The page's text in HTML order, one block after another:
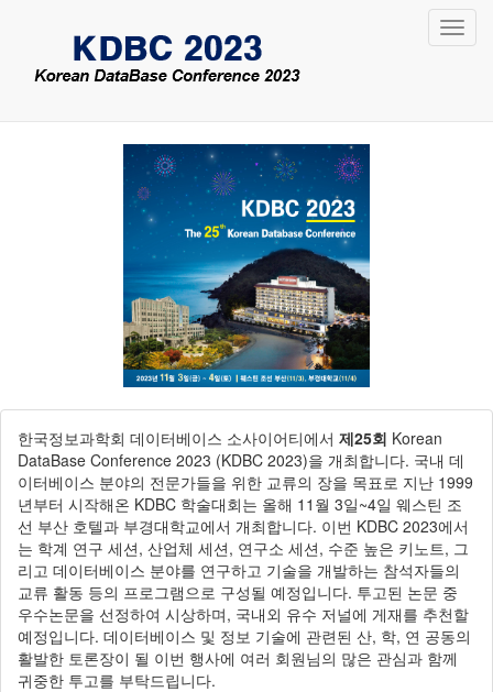
한국정보과학회 데이터베이스 소사이어티에서 제25회 Korean
DataBase Conference 2023 (KDBC 2023)을 개최합니다. 국내 데
이터베이스 분야의 전문가들을 위한 교류의 장을 목표로 지난 1999
년부터 시작해온 KDBC 학술대회는 올해 11월 3일~4일 웨스틴 조
선 부산 호텔과 부경대학교에서 개최합니다. 이번 KDBC 2023에서
는 학계 연구 세션, 산업체 세션, 연구소 세션, 수준 높은 키노트, 그
리고 데이터베이스 분야를 연구하고 기술을 개발하는 참석자들의
교류 활동 등의 프로그램으로 구성될 예정입니다. 투고된 논문 중
우수논문을 선정하여 시상하며, 국내외 유수 저널에 게재를 추천할
예정입니다. 데이터베이스 및 정보 기술에 관련된 산, 학, 연 공동의
활발한 토론장이 될 이번 행사에 여러 회원님의 많은 관심과 함께
귀중한 투고를 부탁드립니다.